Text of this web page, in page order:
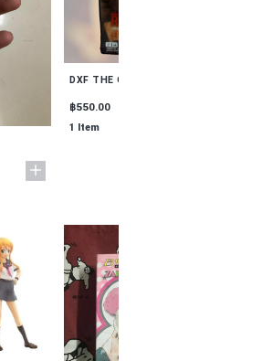
DXF THE GRANDLINE...
฿550.00
1 Item